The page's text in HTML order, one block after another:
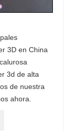
3D en China
3d de alta
de nuestra
ahora.